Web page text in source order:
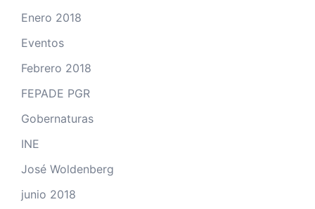
Enero 2018
Eventos
Febrero 2018
FEPADE PGR
Gobernaturas
INE
José Woldenberg
junio 2018